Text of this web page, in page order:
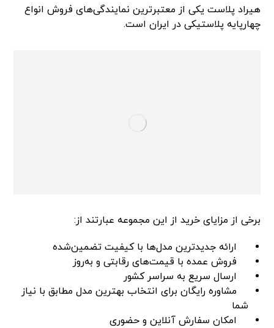
هیراد پلاست یکی از معتبرترین نمایندگی‌های فروش انواع
چهارپایه پلاستیکی در ایران است.
برخی از مزایای خرید از این مجموعه عبارتند از:
ارائه جدیدترین مدل‌ها با کیفیت تضمین‌شده
فروش عمده با قیمت‌های رقابتی و به‌روز
ارسال سریع به سراسر کشور
مشاوره رایگان برای انتخاب بهترین مدل مطابق با نیاز
شما
امکان سفارش آنلاین و حضوری